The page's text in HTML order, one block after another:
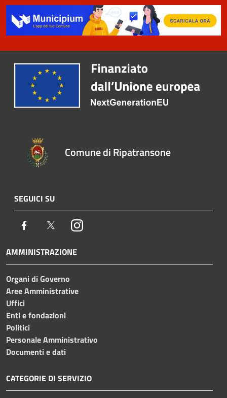
Comune di Ripatransone
SEGUICI SU
Facebook TwitterInstagram
AMMINISTRAZIONE
Organi di Governo
Aree Amministrative
Uffici
Enti e fondazioni
Politici
Personale Amministrativo
Documenti e dati
CATEGORIE DI SERVIZIO